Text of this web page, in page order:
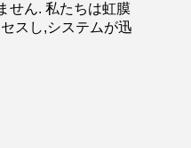
せん. 私たちは虹膜
スし,システムが迅